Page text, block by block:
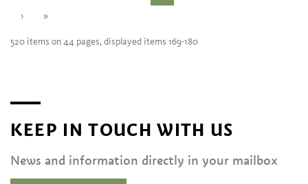
› »
520 items on 44 pages, displayed items 169-180
KEEP IN TOUCH WITH US
News and information directly in your mailbox